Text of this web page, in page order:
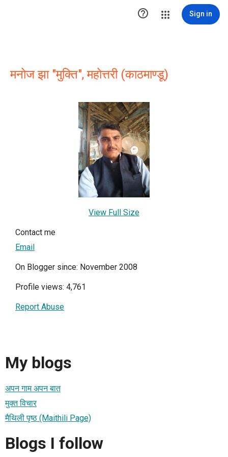
 Sign in
मनोज झा "मुक्ति", महोत्तरी (काठमाण्डू)
View Full Size
Contact me
Email
On Blogger since: November 2008
Profile views: 4,761
Report Abuse
My blogs
अपन गाम अपन बात
मुक्त विचार
मैथिली पृष्ठ (Maithili Page)
Blogs I follow